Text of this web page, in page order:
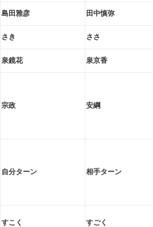
島田雅彦 田中慎弥
さき ささ
泉鏡花 泉京香
宗政 安綱
自分ターン 相手ターン
すこく すごく